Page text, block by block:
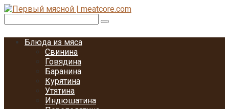
Перейти
контенту
Блюда из мяса
Свинина
Говядина
Баранина
Курятина
Утятина
Индюшатина